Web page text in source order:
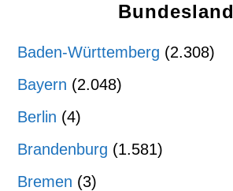
Bundesland
Baden-Württemberg (2.308)
Bayern (2.048)
Berlin (4)
Brandenburg (1.581)
Bremen (3)